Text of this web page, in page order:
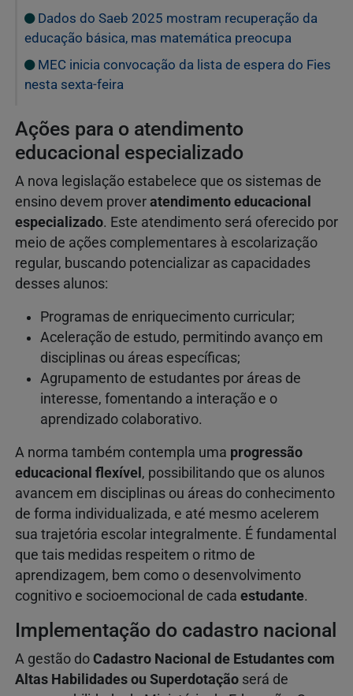
Dados do Saeb 2025 mostram recuperação da
educação básica, mas matemática preocupa
MEC inicia convocação da lista de espera do Fies
nesta sexta-feira
Ações para o atendimento
educacional especializado
A nova legislação estabelece que os sistemas de
ensino devem prover atendimento educacional
especializado. Este atendimento será oferecido por
meio de ações complementares à escolarização
regular, buscando potencializar as capacidades
desses alunos:
Programas de enriquecimento curricular;
Aceleração de estudo, permitindo avanço em
disciplinas ou áreas específicas;
Agrupamento de estudantes por áreas de
interesse, fomentando a interação e o
aprendizado colaborativo.
A norma também contempla uma progressão
educacional flexível , possibilitando que os alunos
avancem em disciplinas ou áreas do conhecimento
de forma individualizada, e até mesmo acelerem
sua trajetória escolar integralmente. É fundamental
que tais medidas respeitem o ritmo de
aprendizagem, bem como o desenvolvimento
cognitivo e socioemocional de cada estudante.
Implementação do cadastro nacional
A gestão do Cadastro Nacional de Estudantes com
Altas Habilidades ou Superdotação será de